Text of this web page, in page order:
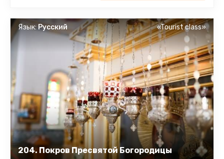
204. Покров Пресвятой Богородицы
Язык:Русский «Tourist class»